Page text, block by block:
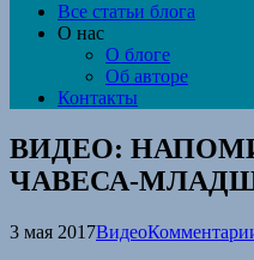
Все статьи блога
О нас
О блоге
Об авторе
Контакты
ВИДЕО:
ЧАВЕСА-
3 мая 2017Видео